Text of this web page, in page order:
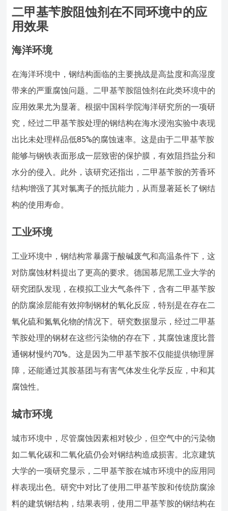
二甲基苄胺阻蚀剂在不同环境中的应
用效果
海洋环境
在海洋环境中，钢结构面临的主要挑战是高盐度和高湿度
带来的严重腐蚀问题。二甲基苄胺阻蚀剂在此类环境中的
应用效果尤为显著。根据中国科学院海洋研究所的一项研
究，经过二甲基苄胺处理的钢结构在海水浸泡实验中表现
出比未处理样品低85%的腐蚀速率。这是由于二甲基苄胺
能够与钢铁表面形成一层致密的保护膜，有效阻挡盐分和
水分的侵入。此外，该研究还指出，二甲基苄胺的芳香环
结构增强了其对氯离子的抵抗能力，从而显著延长了钢结
构的使用寿命。
工业环境
工业环境中，钢结构常暴露于酸碱废气和高温条件下，这
对防腐蚀材料提出了更高的要求。德国慕尼黑工业大学的
研究团队发现，在模拟工业大气条件下，含有二甲基苄胺
的防腐涂层能有效抑制钢材的氧化反应，特别是在存在二
氧化硫和氮氧化物的情况下。研究数据显示，经过二甲基
苄胺处理的钢材在这些污染物的存在下，其腐蚀速度比普
通钢材慢约70%。这是因为二甲基苄胺不仅能提供物理屏
障，还能通过其胺基团与有害气体发生化学反应，中和其
腐蚀性。
城市环境
城市环境中，尽管腐蚀因素相对较少，但空气中的污染物
如二氧化碳和二氧化硫仍会对钢结构造成损害。北京建筑
大学的一项研究显示，二甲基苄胺在城市环境中的应用同
样表现出色。研究中对比了使用二甲基苄胺和传统防腐涂
料的建筑钢结构，结果表明，使用二甲基苄胺的钢结构在